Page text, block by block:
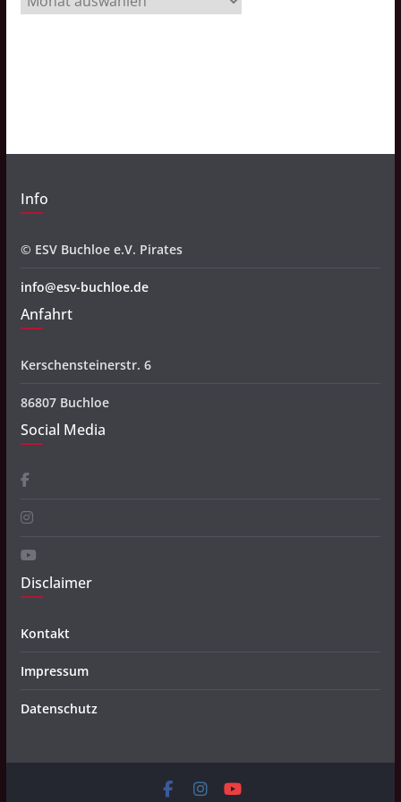
Info
© ESV Buchloe e.V. Pirates
info@esv-buchloe.de
Anfahrt
Kerschensteinerstr. 6
86807 Buchloe
Social Media
Disclaimer
Kontakt
Impressum
Datenschutz